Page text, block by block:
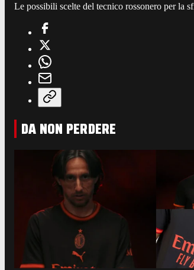
Le possibili scelte del tecnico rossonero per la
DA NON PERDERE